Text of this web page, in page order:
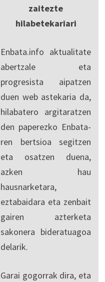
zaitezte
hilabetekariari
Enbata.info aktualitate
abertzale eta
progresista aipatzen
duen web astekaria da,
hilabatero argitaratzen
den paperezko Enbata-
ren bertsioa segitzen
eta osatzen duena,
azken hau
hausnarketara,
eztabaidara eta zenbait
gairen azterketa
sakonera bideratuagoa
delarik.
Garai gogorrak dira, eta